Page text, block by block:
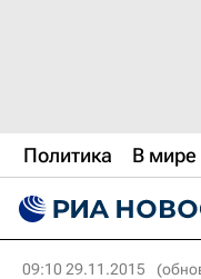
Политика В мире
09:10 29.11.2015